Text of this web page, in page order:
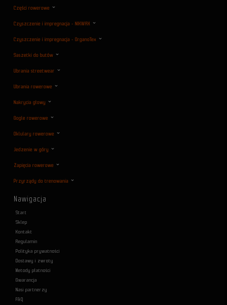
Części rowerowe
Czyszczenie i impregnacja - NIKWAX
Czyszczenie i impregnacja - OrganoTex
Saszetki do butów
Ubrania streetwear
Ubrania rowerowe
Nakrycia głowy
Gogle rowerowe
Oklulary rowerowe
Jedzenie w góry
Zapięcia rowerowe
Przyrządy do trenowania
Nawigacja
Start
Sklep
Kontakt
Regulamin
Polityka prywatności
Dostawy i zwroty
Metody płatności
Gwarancja
Nasi partnerzy
F&Q